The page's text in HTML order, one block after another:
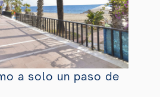
a solo un paso de